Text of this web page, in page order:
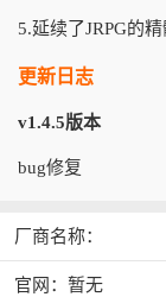
5.延续了JRPG的
更新日志
v1.4.5版本
bug修复
厂商名称：
官网：暂无